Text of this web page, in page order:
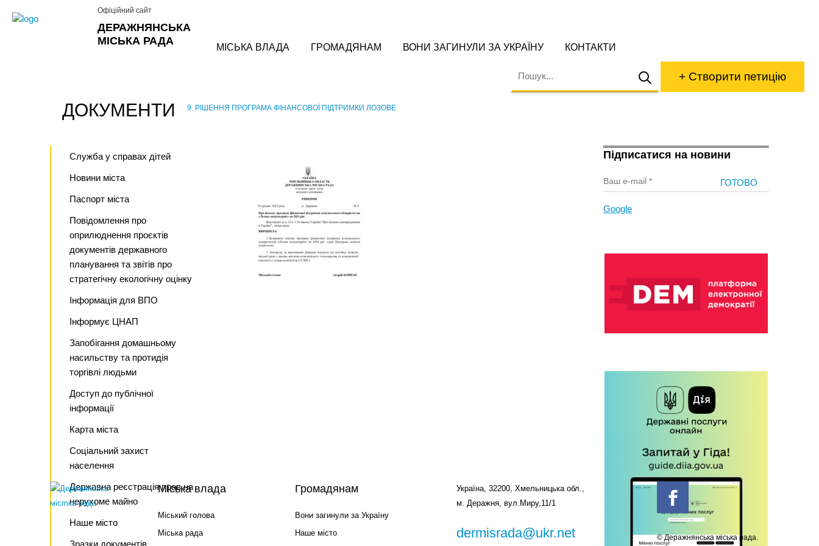
ДЕРАЖНЯНСЬКА
МІСЬКА РАДА
Офіційний сайт
МІСЬКА ВЛАДА ГРОМАДЯНАМ ВОНИ ЗАГИНУЛИ ЗА УКРАЇНУ КОНТАКТИ
+ Створити петицію
ДОКУМЕНТИ 9. РІШЕННЯ ПРОГРАМА ФІНАНСОВОЇ ПІДТРИМКИ ЛОЗОВЕ
Служба у справах дітей
Новини міста
Паспорт міста
Повідомлення про
оприлюднення проєктів
документів державного
планування та звітів про
стратегічну екологічну оцінку
Інформація для ВПО
Інформує ЦНАП
Запобігання домашньому
насильству та протидія
торгівлі людьми
Доступ до публічної
інформації
Карта міста
Соціальний захист
населення
Державна реєстрація прав на
нерухоме майно
Наше місто
Зразки документів
Підписатися на новини
Google
Міська влада
Міський голова
Міська рада
Громадянам
Вони загинули за Україну
Наше місто
Україна, 32200, Хмельницька обл.,
м. Деражня, вул.Миру,11/1
dermisrada@ukr.net
© Деражнянська міська рада.